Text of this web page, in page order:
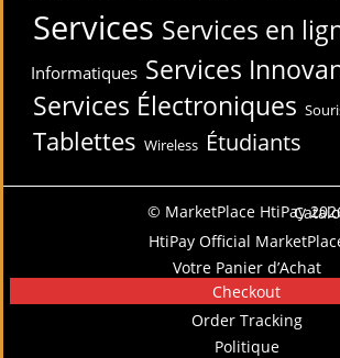
Services Services en
Informatiques Services
Services Électroniques
Tablettes Wireless Étudiants
© MarketPlace HtiPay
HtiPay Official
Votre Panier d’Achat
Checkout
Order Tracking
Politique